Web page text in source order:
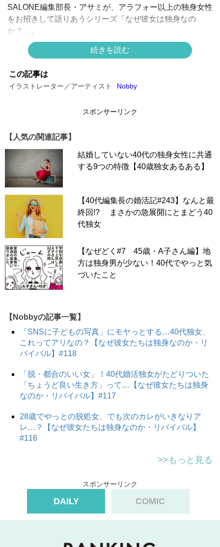
SALONE編集部長・アサミが、アラフォー以上の独身女性
をお招きして語りあうシリーズ「なぜ彼女は独身なの
か？」。
過去の恋愛や結婚、婚活バナシを根掘り葉掘り聞くこと
で、女性たちがいま「独身という選択」をしている理由を
探ってまいります。
「なぜどく」記事一覧はコチラ
スポンサーリンク
【なぜ彼女は独身なのか？#274
続きを読む
この記事は
イラストレーター／アーティスト Nobby
スポンサーリンク
【人気の関連記事】
結婚していない40代の独身女性に共通
する9つの特徴【40歳独女あるある】
【40代編集長の婚活記#243】なんと最
終回!? まさかの急展開にとまどう40
代独女
【なぜどく#7 45歳・A子さん編】地
方は独身男が少ない！40代でやっと気
づいたこと
【Nobbyの記事一覧】
「SNSに子どもの写真」にモヤっとする…40代独女、
これってアリなの？【なぜ彼女たちは独身なのか・リ
バイバル】#118
「脱・都合のいい女」！40代婚活独女がたどりついた
「ちょうど良い生き方」って…【なぜ彼女たちは独身
なのか・リバイバル】#117
28歳でやっとの脱処女、でも次のカレがいきなりア
レ…？【なぜ彼女たちは独身なのか・リバイバル】
#116
>>もっと見る
スポンサーリンク
DAILY COMIC